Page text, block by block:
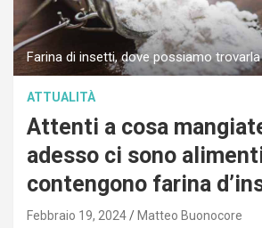
Farina di insetti, dove possiamo
ATTUALITÀ
Attenti a cosa
adesso ci sono
contengono farina
Febbraio 19, 2024 Matteo Buonocore